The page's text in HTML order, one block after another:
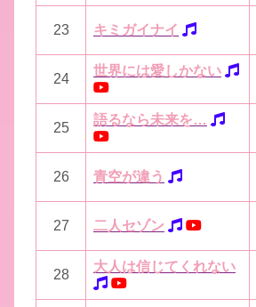
23 キミガイナイ
24
世界には愛しかない
25
語るなら未来を…
26 青空が違う
27 二人セゾン
28
大人は信じてくれない